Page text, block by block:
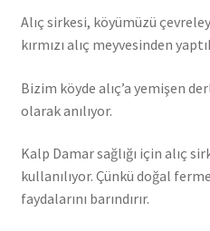
Alıç sirkesi, köyümüzü
kırmızı alıç meyvesinden
Bizim köyde alıç’a yemişen
olarak anılıyor.
Kalp Damar sağlığı için alıç
kullanılıyor. Çünkü doğal
faydalarını barındırır.